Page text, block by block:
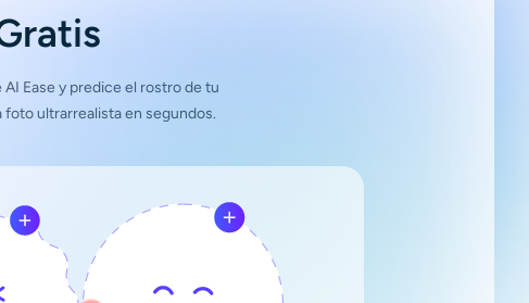
Ease y predice el rostro de tu
ultrarrealista en segundos.